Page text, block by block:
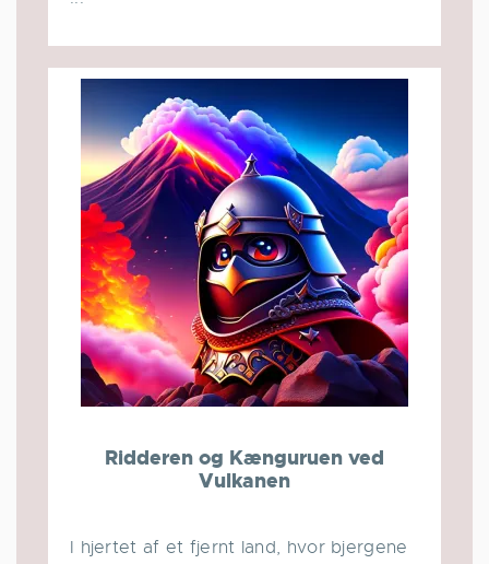
Ridderen og Kænguruen ved
Vulkanen
I hjertet af et fjernt land, hvor bjergene